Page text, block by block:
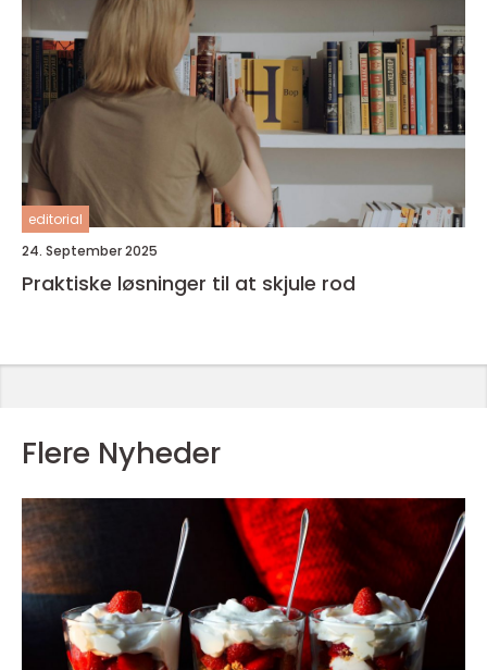
editorial
24. September 2025
Praktiske løsninger til at skjule rod
Flere Nyheder